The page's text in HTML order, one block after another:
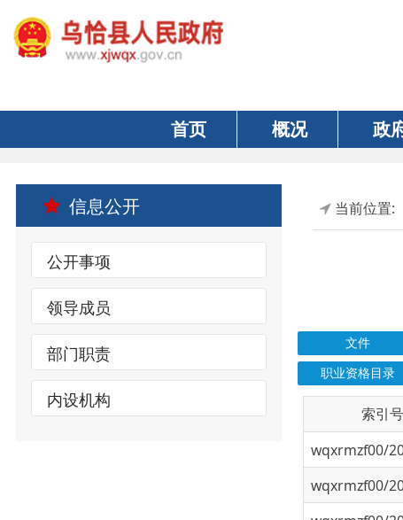
首页 概况 政府
信息公开
公开事项
领导成员
部门职责
内设机构
职业资格目录
索引号
wqxrmzf00/2026-01111
wqxrmzf00/2026-00876
wqxrmzf00/2026-00662
wqxrmzf00/2026-00663